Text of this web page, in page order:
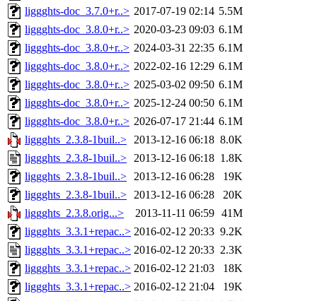
liggghts-doc_3.7.0+r..> 2017-07-19 02:14 5.5M
liggghts-doc_3.8.0+r..> 2020-03-23 09:03 6.1M
liggghts-doc_3.8.0+r..> 2024-03-31 22:35 6.1M
liggghts-doc_3.8.0+r..> 2022-02-16 12:29 6.1M
liggghts-doc_3.8.0+r..> 2025-03-02 09:50 6.1M
liggghts-doc_3.8.0+r..> 2025-12-24 00:50 6.1M
liggghts-doc_3.8.0+r..> 2026-07-17 21:44 6.1M
liggghts_2.3.8-1buil..> 2013-12-16 06:18 8.0K
liggghts_2.3.8-1buil..> 2013-12-16 06:18 1.8K
liggghts_2.3.8-1buil..> 2013-12-16 06:28
19K
liggghts_2.3.8-1buil..> 2013-12-16 06:28
20K
liggghts_2.3.8.orig...>
2013-11-11 06:59 41M
liggghts_3.3.1+repac..> 2016-02-12 20:33 9.2K
liggghts_3.3.1+repac..> 2016-02-12 20:33 2.3K
liggghts_3.3.1+repac..> 2016-02-12 21:03
18K
liggghts_3.3.1+repac..> 2016-02-12 21:04
19K